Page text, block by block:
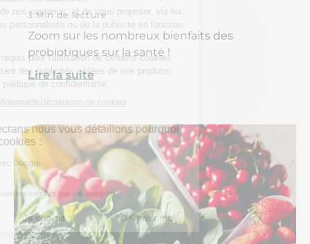
3 Min de lecture
Zoom sur les nombreux bienfaits des
probiotiques sur la santé !
Lire la suite